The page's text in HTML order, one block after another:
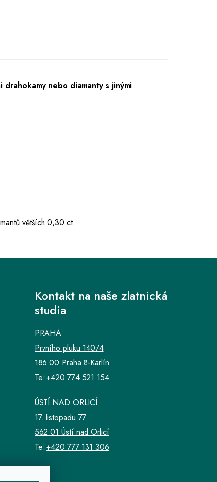
nebo diamanty s jinými
větších 0,30 ct.
Kontakt na naše zlatnická
studia
PRAHA
Prvního pluku 140/4
186 00 Praha 8-Karlín
Tel:+420 774 521 154
ÚSTÍ NAD ORLICÍ
17. listopadu 77
562 01 Ústí nad Orlicí
Tel:+420 777 131 306